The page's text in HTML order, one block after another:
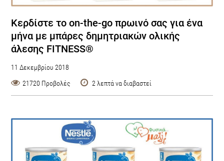
Κερδίστε το on-the-go πρωινό σας για ένα
μήνα με μπάρες δημητριακών ολικής
άλεσης FITNESS®
11 Δεκεμβρίου 2018
21720 Προβολές
2 λεπτά να διαβαστεί